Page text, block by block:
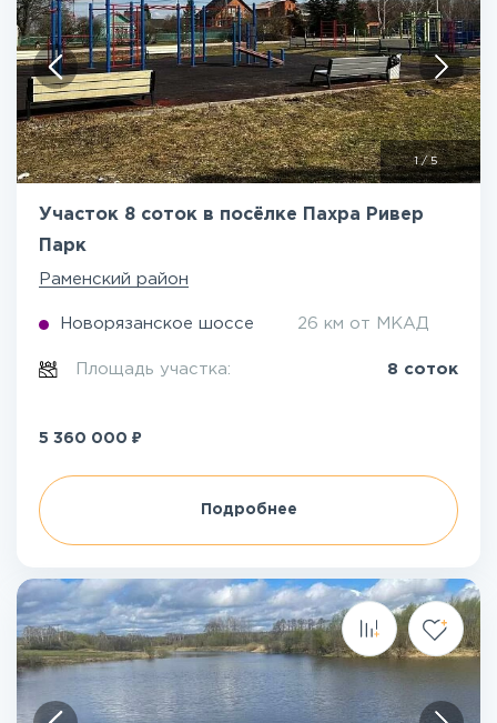
1/5
Участок 8 соток в посёлке Пахра Ривер
Парк
Раменский район
Новорязанское шоссе 26 км от МКАД
Площадь участка: 8 соток
5 360 000 ₽
Подробнее